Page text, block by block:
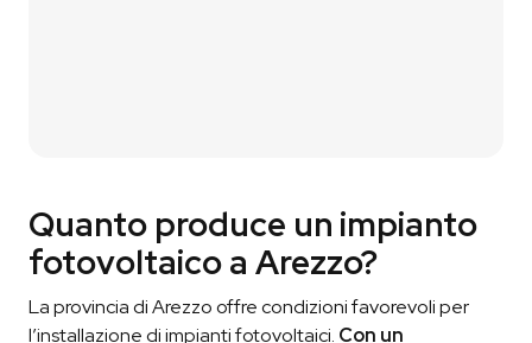
Quanto produce un impianto
fotovoltaico a Arezzo?
La provincia di Arezzo offre condizioni favorevoli per
l’installazione di impianti fotovoltaici. Con un